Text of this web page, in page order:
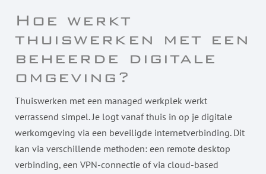
Hoe werkt
thuiswerken met een
beheerde digitale
omgeving?
Thuiswerken met een managed werkplek werkt
verrassend simpel. Je logt vanaf thuis in op je digitale
werkomgeving via een beveiligde internetverbinding. Dit
kan via verschillende methoden: een remote desktop
verbinding, een VPN-connectie of via cloud-based